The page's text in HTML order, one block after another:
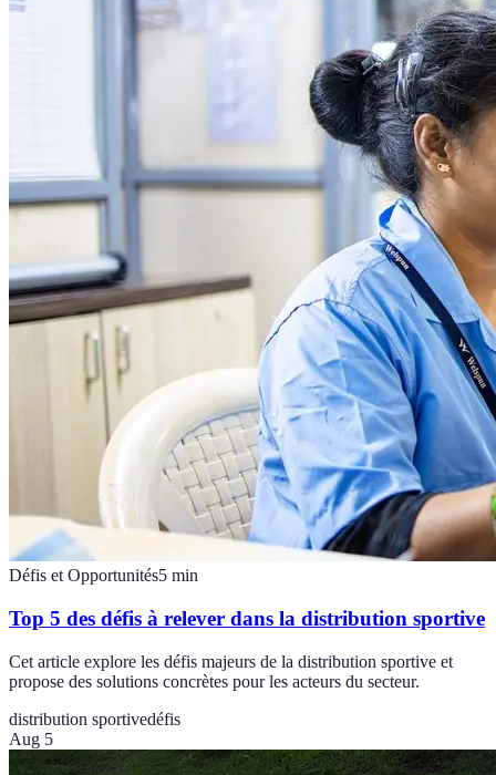
Défis et Opportunités5 min
Top 5 des défis à relever dans la distribution sportive
Cet article explore les défis majeurs de la distribution sportive et
propose des solutions concrètes pour les acteurs du secteur.
distribution sportivedéfis
Aug 5